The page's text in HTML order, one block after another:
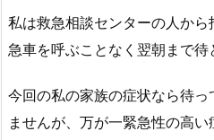
私は救急相談センターの人か
急車を呼ぶことなく翌朝まで待
今回の私の家族の症状なら待
ませんが、万が一緊急性の高